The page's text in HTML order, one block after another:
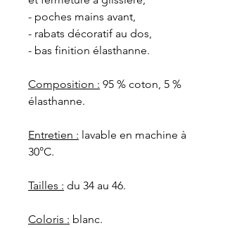
- poches mains avant,
- rabats décoratif au dos,
- bas finition élasthanne.
Composition : 95 % coton, 5 %
élasthanne.
Entretien : lavable en machine à
30°C.
Tailles : du 34 au 46.
Coloris : blanc.